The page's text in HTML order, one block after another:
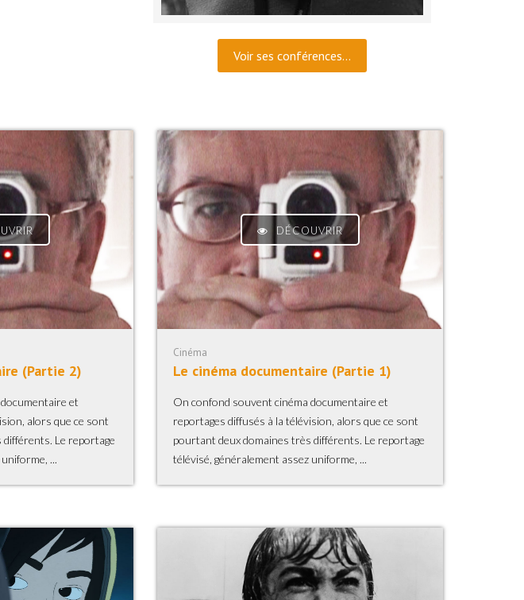
Voir ses conférences...
(Partie 2)
et
alors que ce sont
Le reportage
...
DÉCOUVRIR
Cinéma
Le cinéma documentaire (Partie 1)
On confond souvent cinéma documentaire et
reportages diffusés à la télévision, alors que ce sont
pourtant deux domaines très différents. Le reportage
télévisé, généralement assez uniforme, ...